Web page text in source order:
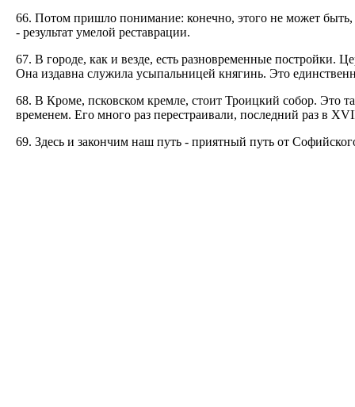
66. Потом пришло понимание: конечно, этого не может быть,
- результат умелой реставрации.
67. В городе, как и везде, есть разновременные постройки.
Она издавна служила усыпальницей княгинь. Это
68. В Кроме, псковском кремле, стоит Троицкий собор. Это
временем. Его много раз перестраивали, последний раз в
69. Здесь и закончим наш путь - приятный путь от